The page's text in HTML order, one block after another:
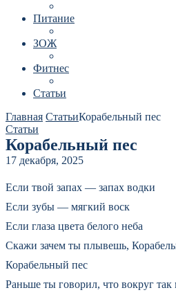
Питание
ЗОЖ
Фитнес
Статьи
Главная СтатьиКорабельный пес
Статьи
Корабельный пес
17 декабря, 2025
Если твой запах — запах водки
Если зубы — мягкий воск
Если глаза цвета белого неба
Скажи зачем ты плывешь,
Корабельный пес
Раньше ты говорил, что вокруг так